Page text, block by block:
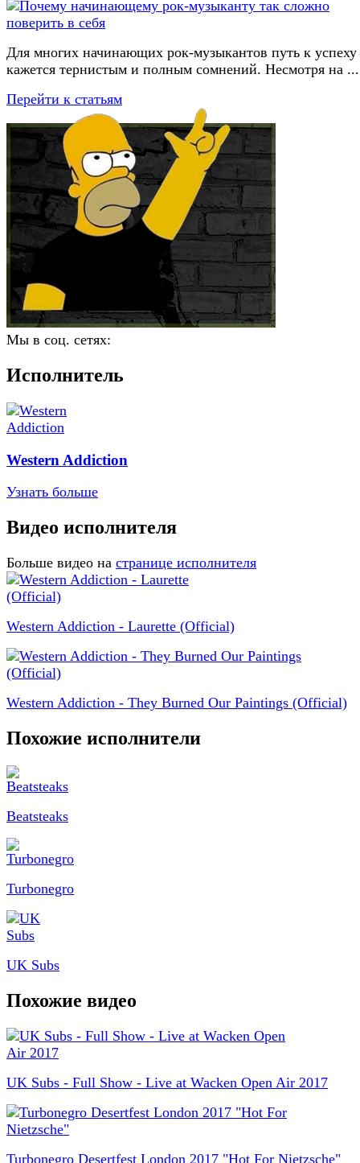
Для многих начинающих рок-музыкантов путь к успеху
кажется тернистым и полным сомнений. Несмотря на ...
Перейти к статьям
Мы в соц. сетях:
Исполнитель
Western Addiction
Узнать больше
Видео исполнителя
Больше видео на странице исполнителя
Western Addiction - Laurette (Official)
Western Addiction - They Burned Our Paintings (Official)
Похожие исполнители
Beatsteaks
Turbonegro
UK Subs
Похожие видео
UK Subs - Full Show - Live at Wacken Open Air 2017
Turbonegro Desertfest London 2017 "Hot For Nietzsche"